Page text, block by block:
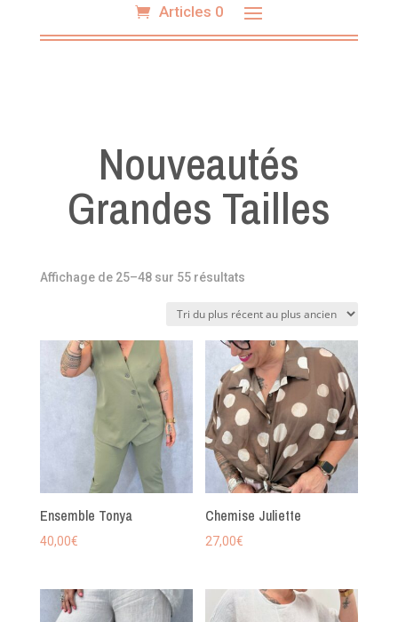
Articles 0
Nouveautés
Grandes Tailles
Affichage de 25–48 sur 55 résultatsTrié
récent
au
plus
ancien
Ensemble Tonya
40,00€
Chemise Juliette
27,00€